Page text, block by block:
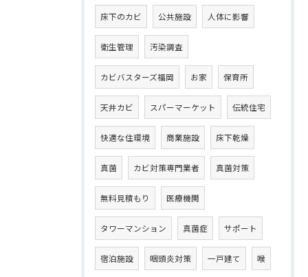
床下のカビ 公共施設 人体に影響
衛生管理 汚染調査
カビバスターズ福岡 お家 保育所
天井カビ スパーマーケット 伝統住宅
快適な住環境 商業施設 床下乾燥
真菌 カビ対策専門業者 真菌対策
無料見積もり 医療機関
タワーマンション 真菌症 サポート
宿泊施設 咽頭炎対策 一戸建て 喉